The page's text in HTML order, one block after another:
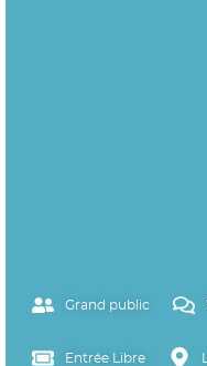
Grand public
Entrée Libre